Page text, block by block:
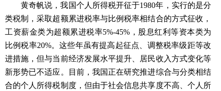
黄奇帆说，我国个人所得税开征于1980年，实行的是分
类税制，采取超额累进税率与比例税率相结合的方式征收，
工资薪金类为超额累进税率5%-45%，股息红利等资本类为
比例税率20%。这些年虽有提高起征点、调整税率级距等改
进措施，但与当前经济发展水平提升、居民收入方式变化等
新形势已不适应。目前，我国正在研究推进综合与分类相结
合的个人所得税制度，但由于社会信息共享度不高、个人所